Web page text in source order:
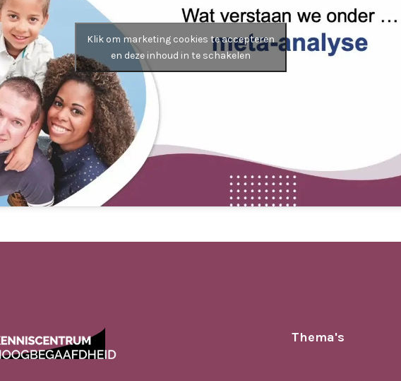
Klik om marketing cookies te accepteren
en deze inhoud in te schakelen
Thema's